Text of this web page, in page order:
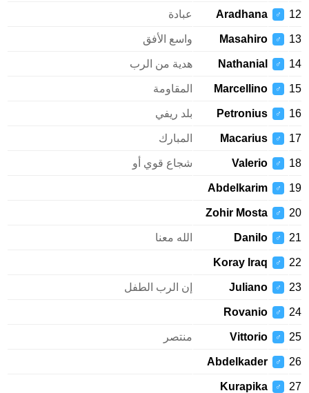
♂
Aradhana عبادة
♂
Masahiro واسع الأفق
♂
Nathanial هدية من الرب
♂
Marcellino المقاومة
♂
Petronius بلد ريفي
♂
Macarius المبارك
♂
Valerio شجاع قوي أو
♂
Abdelkarim
♂
Zohir Mosta
♂
Danilo الله معنا
♂
Koray Iraq
♂
Juliano إن الرب الطفل
♂
Rovanio
♂
Vittorio منتصر
♂
Abdelkader
♂
Kurapika